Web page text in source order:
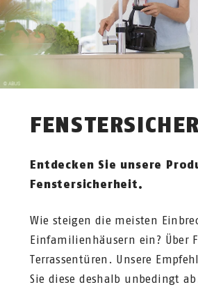
Entdecken Sie unsere
Fenstersicherheit.
Wie steigen die meisten
Einfamilienhäusern ein? Über
Terrassentüren. Unsere
Sie diese deshalb unbedingt